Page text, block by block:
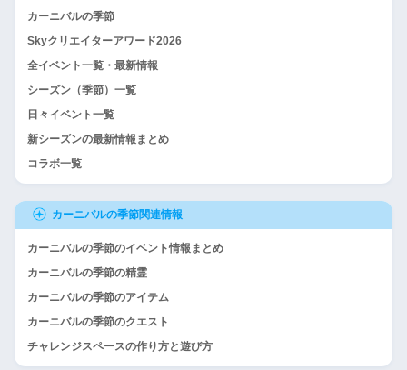
カーニバルの季節
Skyクリエイターアワード2026
全イベント一覧・最新情報
シーズン（季節）一覧
日々イベント一覧
新シーズンの最新情報まとめ
コラボ一覧
カーニバルの季節関連情報
カーニバルの季節のイベント情報まとめ
カーニバルの季節の精霊
カーニバルの季節のアイテム
カーニバルの季節のクエスト
チャレンジスペースの作り方と遊び方